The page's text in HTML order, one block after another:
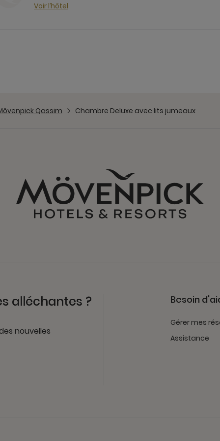
Voir l’hôtel
Qassim Chambre Deluxe avec lits jumeaux
alléchantes ?
nouvelles
Besoin
Gérer mes
Assistance